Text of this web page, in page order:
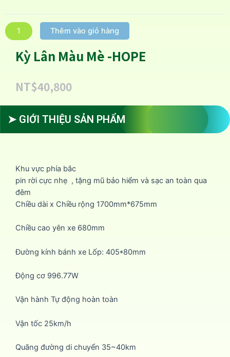
Thêm vào giỏ hàng
Kỳ Lân Màu Mè -HOPE
NT$40,800
➤ GIỚI THIỆU SẢN PHẨM
Khu vực phía bắc
pin rời cực nhẹ , tặng mũ bảo hiểm và sạc an toàn qua
đêm
Chiều dài x Chiều rộng 1700mm*675mm
Chiều cao yên xe 680mm
Đường kính bánh xe Lốp: 405*80mm
Động cơ 996.77W
Vận hành Tự động hoàn toàn
Vận tốc 25km/h
Quãng đường di chuyển 35~40km